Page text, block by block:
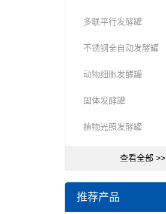
多联平行发酵罐
不锈钢全自动发酵罐
动物细胞发酵罐
固体发酵罐
植物光照发酵罐
查看全部 >>
推荐产品